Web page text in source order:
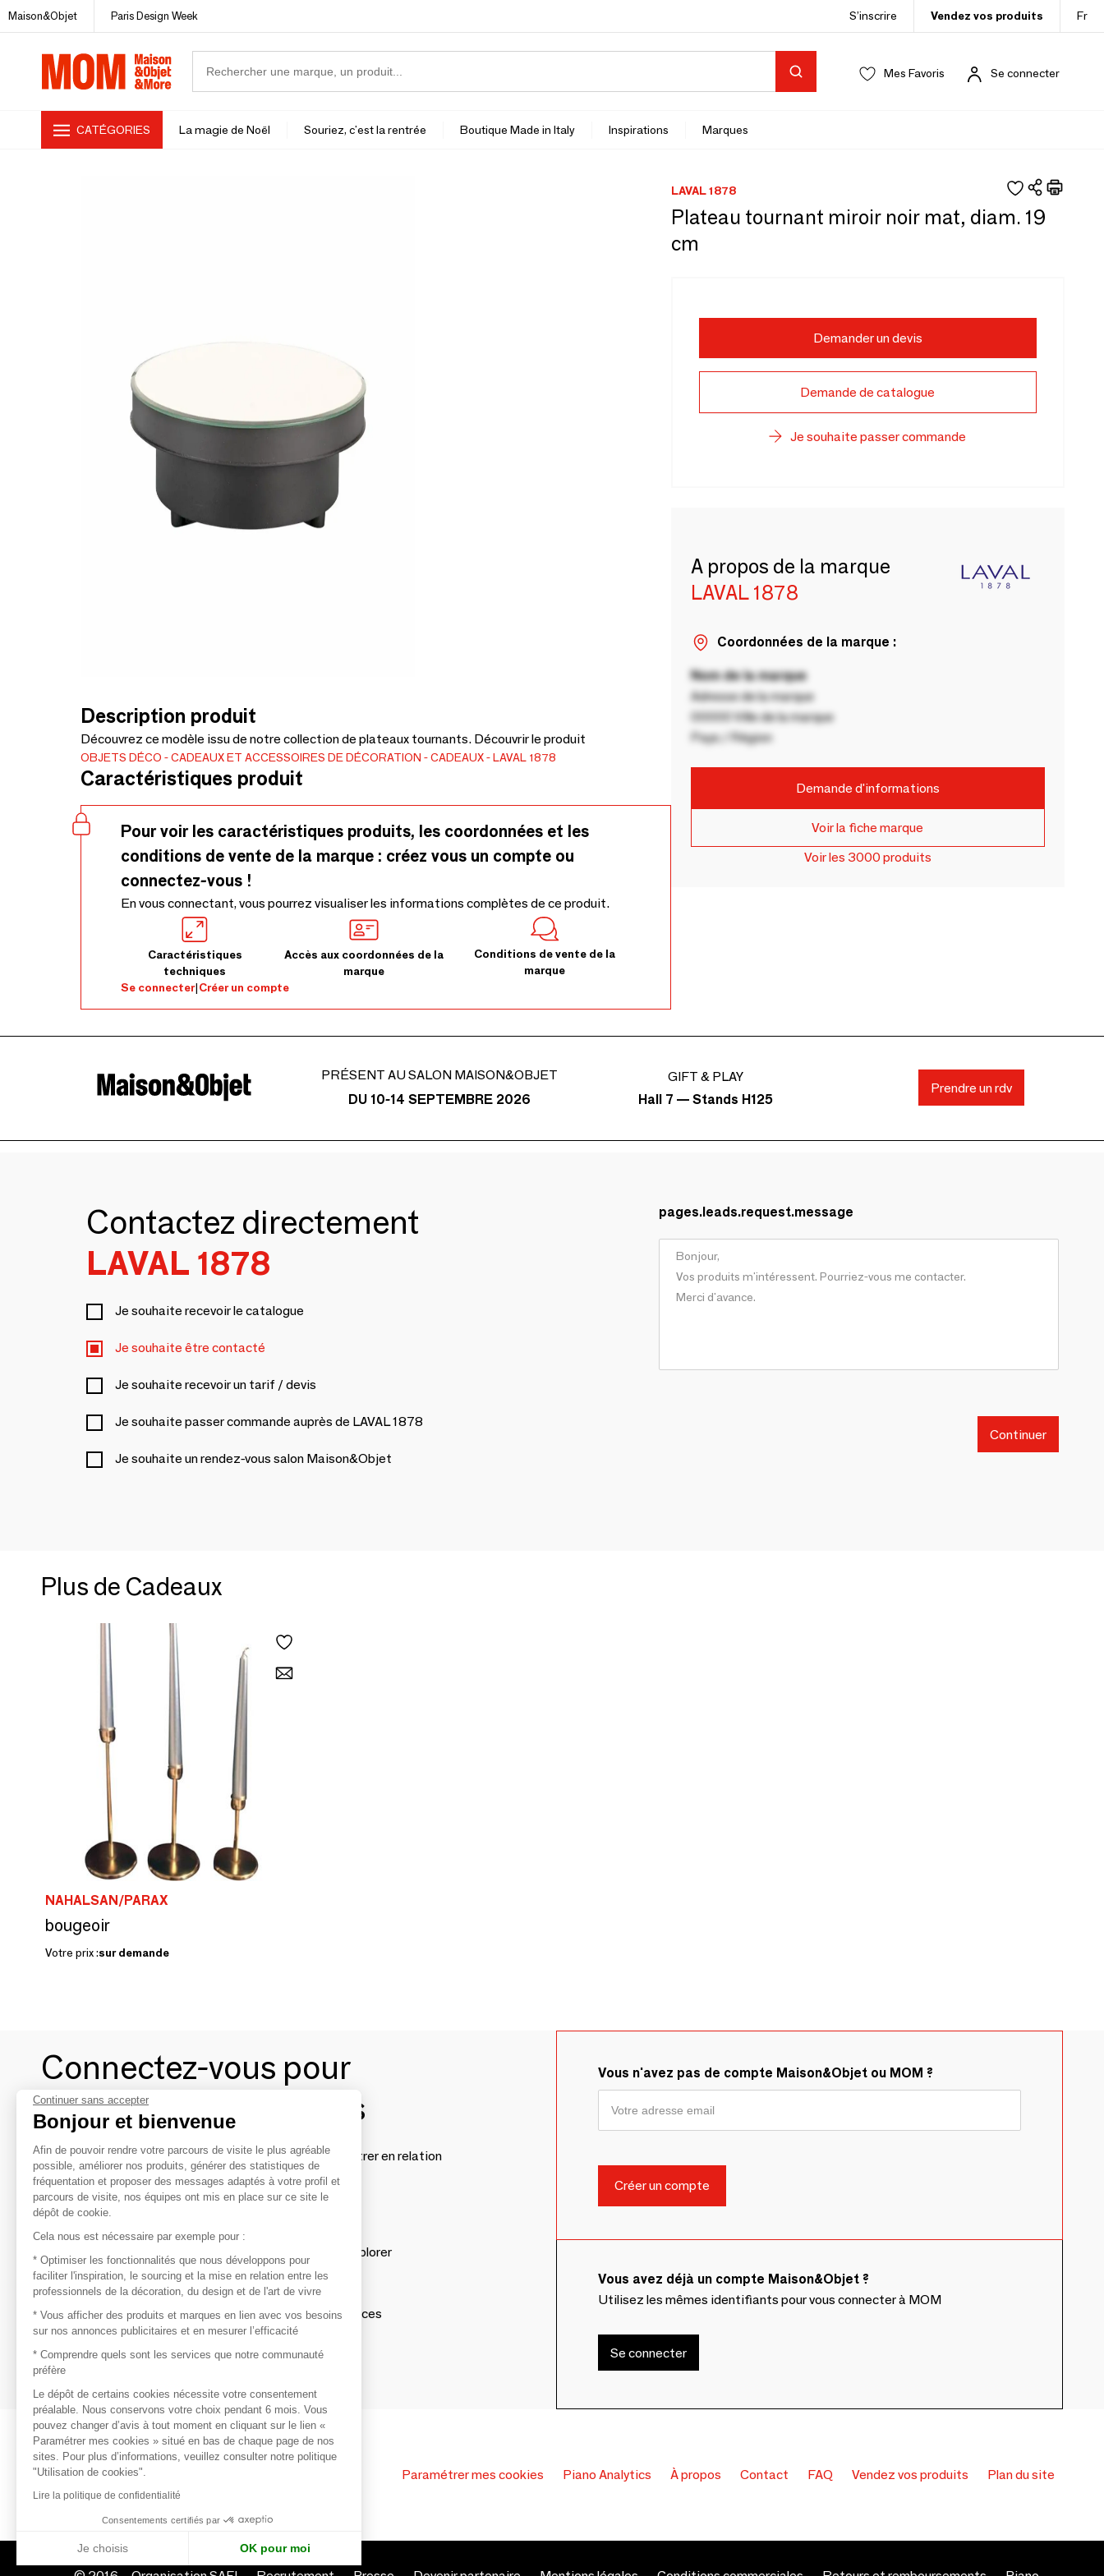
Maison&Objet Paris Design Week S’inscrire Vendez vos produits Fr
Mes Favoris Se connecter
CATÉGORIES La magie de Noël Souriez, c'est la rentrée Boutique Made in Italy Inspirations Marques
Description produit
Découvrez ce modèle issu de notre collection de plateaux tournants. Découvrir le produit
OBJETS DÉCO CADEAUX ET ACCESSOIRES DE DÉCORATION CADEAUX LAVAL 1878
Caractéristiques produit
Pour voir les caractéristiques produits, les coordonnées et les
conditions de vente de la marque : créez vous un compte ou
connectez-vous !
En vous connectant, vous pourrez visualiser les informations complètes de ce produit.
Caractéristiques
techniques
Accès aux coordonnées de la
marque
Conditions de vente de la
marque
Se connecter|Créer un compte
LAVAL 1878
Plateau tournant miroir noir mat, diam. 19
cm
Demander un devis
Demande de catalogue
Je souhaite passer commande
A propos de la marque
LAVAL 1878
Coordonnées de la marque :
Nom de la marque
Adresse de la marque
00000 Ville de la marque
Pays / Région
Demande d'informations
Voir la fiche marque
Voir les 3000 produits
PRÉSENT AU SALON MAISON&OBJET
DU 10-14 SEPTEMBRE 2026
GIFT & PLAY
Hall 7 — Stands H125
Prendre un rdv
Contactez directement
LAVAL 1878
Je souhaite recevoir le catalogue
Je souhaite être contacté
Je souhaite recevoir un tarif / devis
Je souhaite passer commande auprès de LAVAL 1878
Je souhaite un rendez-vous salon Maison&Objet
pages.leads.request.message
Continuer
Plus de Cadeaux
NAHALSAN/PARAX
bougeoir
Votre prix :sur demande
Connectez-vous pour
contacter les marques
Afin de profiter au mieux de l'expérience MOM et de rentrer en relation
avec vos marques préférées, créez-vous un compte.
Découvrir
Les produits de milliers de fournisseurs à explorer
S'inspirer
Inspiration et sélections de produits tendances
Contacter
Vous n'avez pas de compte Maison&Objet ou MOM ?
Vous avez déjà un compte Maison&Objet ?
Utilisez les mêmes identifiants pour vous connecter à MOM
Se connecter
Paramétrer mes cookies Piano Analytics À propos Contact FAQ Vendez vos produits Plan du site
Continuer sans accepter
Bonjour et bienvenue
Afin de pouvoir rendre votre parcours de visite le plus agréable
possible, améliorer nos produits, générer des statistiques de
fréquentation et proposer des messages adaptés à votre profil et
parcours de visite, nos équipes ont mis en place sur ce site le
dépôt de cookie.
Cela nous est nécessaire par exemple pour :
* Optimiser les fonctionnalités que nous développons pour
faciliter l'inspiration, le sourcing et la mise en relation entre les
professionnels de la décoration, du design et de l'art de vivre
* Vous afficher des produits et marques en lien avec vos besoins
sur nos annonces publicitaires et en mesurer l’efficacité
* Comprendre quels sont les services que notre communauté
préfère
Le dépôt de certains cookies nécessite votre consentement
préalable. Nous conservons votre choix pendant 6 mois. Vous
pouvez changer d’avis à tout moment en cliquant sur le lien «
Paramétrer mes cookies » situé en bas de chaque page de nos
sites. Pour plus d’informations, veuillez consulter notre politique
"Utilisation de cookies".
Lire la politique de confidentialité
Consentements certifiés par
Je choisis OK pour moi